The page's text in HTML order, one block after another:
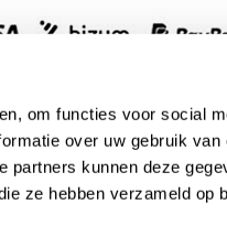
om functies voor social
over uw gebruik van
partners kunnen deze
ze hebben verzameld op
dan 8 opties en
.